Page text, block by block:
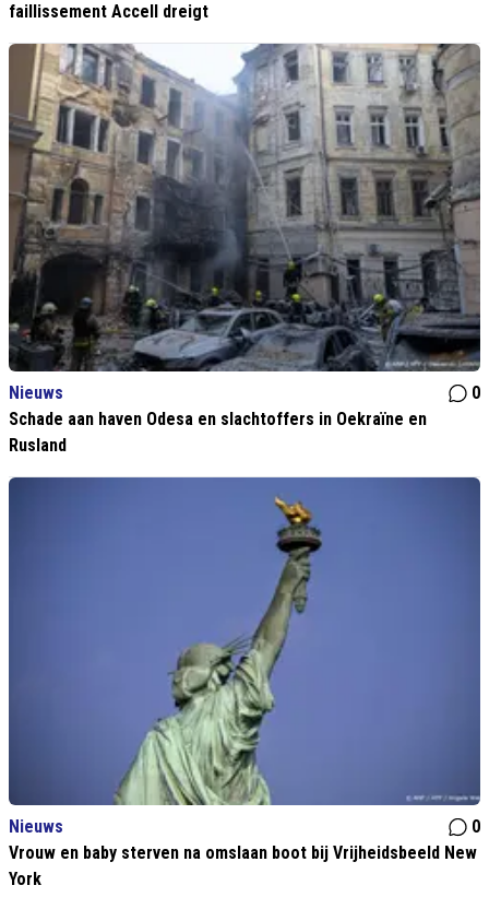
faillissement Accell dreigt
Nieuws
0
Schade aan haven Odesa en slachtoffers in Oekraïne en
Rusland
Nieuws
0
Vrouw en baby sterven na omslaan boot bij Vrijheidsbeeld New
York